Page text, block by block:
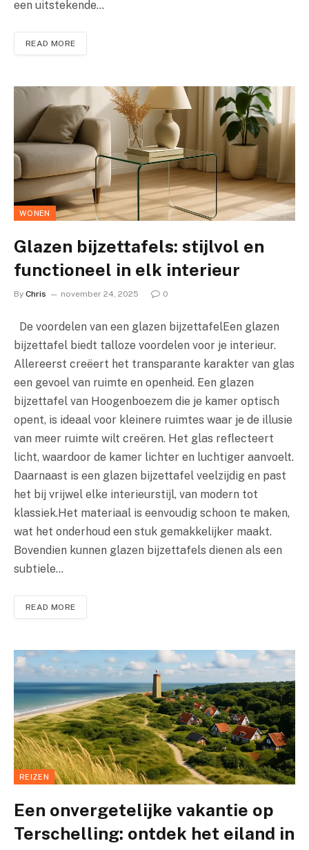
een uitstekende…
READ MORE
WONEN
Glazen bijzettafels: stijlvol en
functioneel in elk interieur
By Chris november 24, 2025 0
De voordelen van een glazen bijzettafelEen glazen
bijzettafel biedt talloze voordelen voor je interieur.
Allereerst creëert het transparante karakter van glas
een gevoel van ruimte en openheid. Een glazen
bijzettafel van Hoogenboezem die je kamer optisch
opent, is ideaal voor kleinere ruimtes waar je de illusie
van meer ruimte wilt creëren. Het glas reflecteert
licht, waardoor de kamer lichter en luchtiger aanvoelt.
Daarnaast is een glazen bijzettafel veelzijdig en past
het bij vrijwel elke interieurstijl, van modern tot
klassiek.Het materiaal is eenvoudig schoon te maken,
wat het onderhoud een stuk gemakkelijker maakt.
Bovendien kunnen glazen bijzettafels dienen als een
subtiele…
READ MORE
REIZEN
Een onvergetelijke vakantie op
Terschelling: ontdek het eiland in